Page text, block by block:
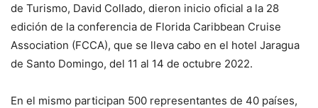
de Turismo, David Collado, dieron inicio oficial a la 28
edición de la conferencia de Florida Caribbean Cruise
Association (FCCA), que se lleva cabo en el hotel Jaragua
de Santo Domingo, del 11 al 14 de octubre 2022.
En el mismo participan 500 representantes de 40 países,